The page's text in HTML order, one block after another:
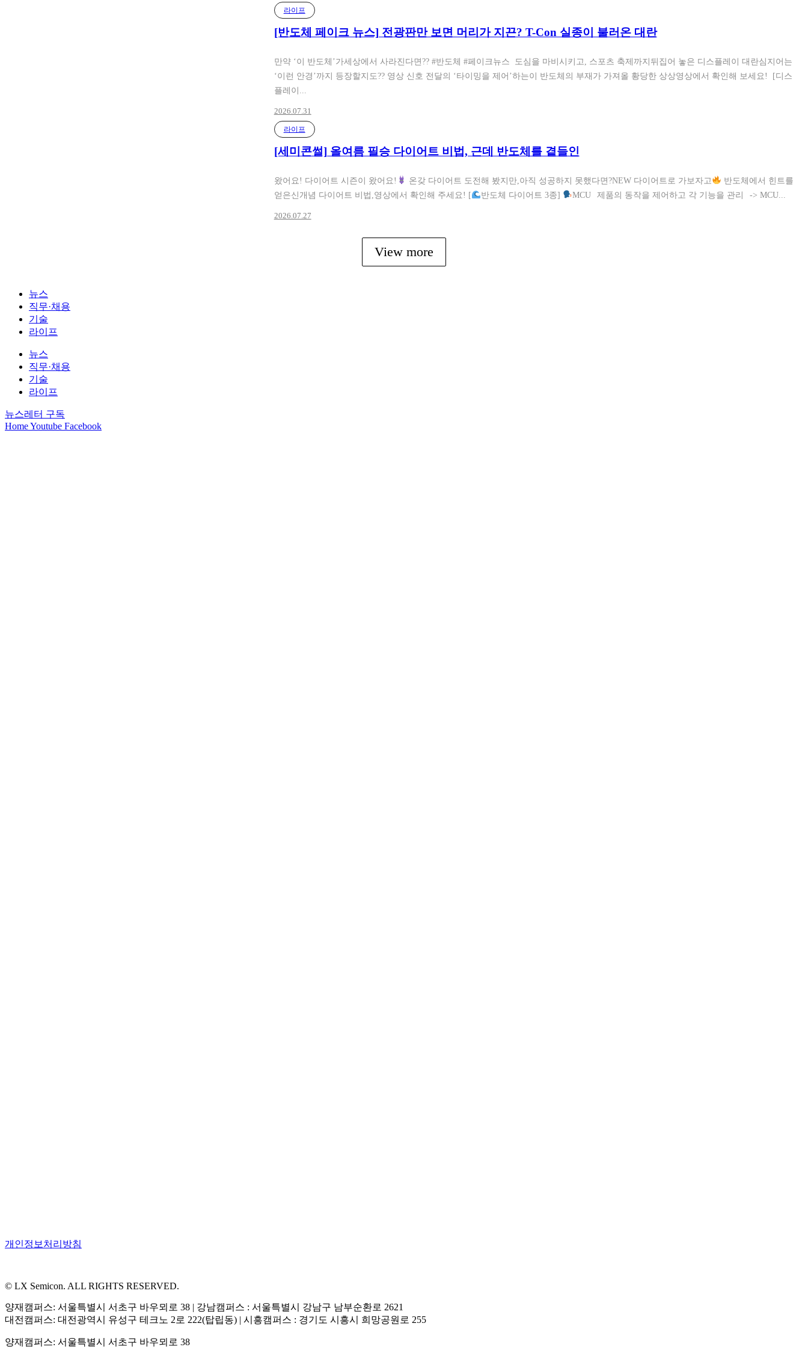
라이프
[반도체 페이크 뉴스] 전광판만 보면 머리가 지끈? T-Con 실종이 불러온 대란
만약 ‘이 반도체’가세상에서 사라진다면?? #반도체 #페이크뉴스 도심을 마비시키고, 스포츠 축제까지뒤집어 놓은 디스플레이 대란심지어는
‘이런 안경’까지 등장할지도?? 영상 신호 전달의 ‘타이밍을 제어’하는이 반도체의 부재가 가져올 황당한 상상영상에서 확인해 보세요! [디스
플레이...
2026.07.31
라이프
[세미콘썰] 올여름 필승 다이어트 비법, 근데 반도체를 곁들인
왔어요! 다이어트 시즌이 왔어요! 온갖 다이어트 도전해 봤지만,아직 성공하지 못했다면?NEW 다이어트로 가보자고
반도체에서 힌트를
얻은신개념 다이어트 비법,영상에서 확인해 주세요! [
반도체 다이어트 3종] MCU⠀제품의 동작을 제어하고 각 기능을 관리⠀-> MCU...
2026.07.27
View more
뉴스
직무·채용
기술
라이프
뉴스
직무·채용
기술
라이프
뉴스레터 구독
HomeYoutube Facebook
개인정보처리방침
© LX Semicon. ALL RIGHTS RESERVED.
양재캠퍼스: 서울특별시 서초구 바우뫼로 38 | 강남캠퍼스 : 서울특별시 강남구 남부순환로 2621
대전캠퍼스: 대전광역시 유성구 테크노 2로 222(탑립동) | 시흥캠퍼스 : 경기도 시흥시 희망공원로 255
양재캠퍼스: 서울특별시 서초구 바우뫼로 38